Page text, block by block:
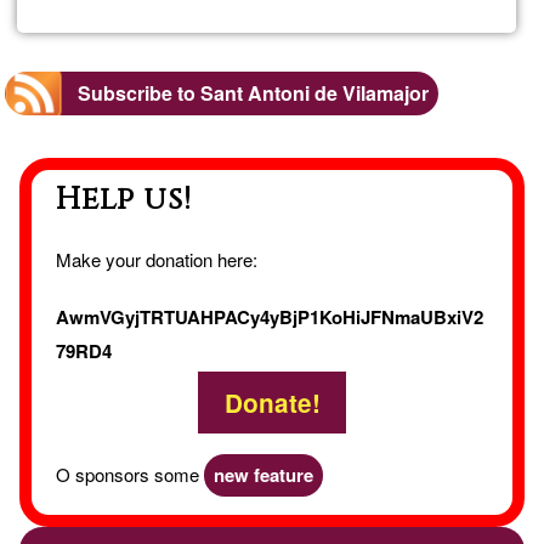
Subscribe to Sant Antoni de Vilamajor
Help us!
Make your donation here:
AwmVGyjTRTUAHPACy4yBjP1KoHiJFNmaUBxiV2
79RD4
Donate!
O sponsors some new feature